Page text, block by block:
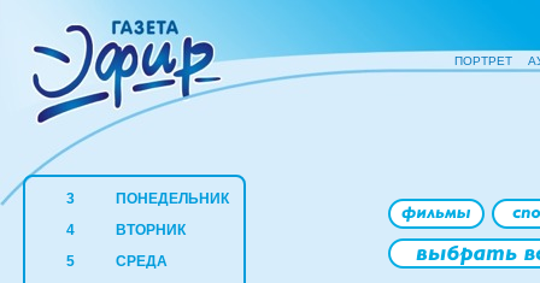
ПОРТРЕТ
3
ПОНЕДЕЛЬНИК
4
ВТОРНИК
5
СРЕДА